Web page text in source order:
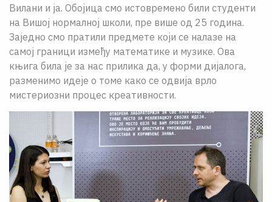
Вилани и ја. Обојица смо истовремено били студенти
на Вишој нормалној школи, пре више од 25 година.
Заједно смо пратили предмете који се налазе на
самој граници између математике и музике. Ова
књига била је за нас прилика да, у форми дијалога,
разменимо идеје о томе како се одвија врло
мистериозни процес креативности.